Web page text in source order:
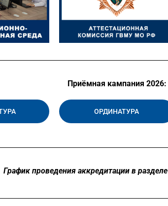
Приёмная кампания 2026:
ОРДИНАТУРА
График проведения аккредитации в разделе